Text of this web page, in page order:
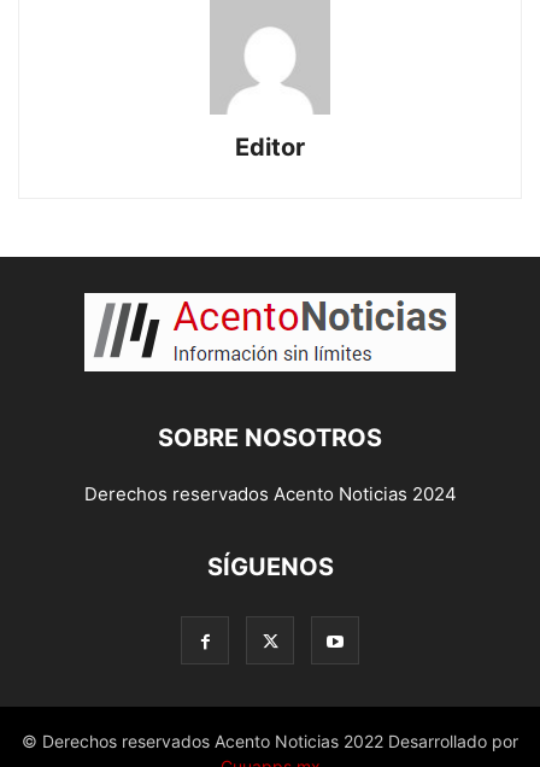
Editor
SOBRE NOSOTROS
Derechos reservados Acento Noticias 2024
SÍGUENOS
© Derechos reservados Acento Noticias 2022 Desarrollado por